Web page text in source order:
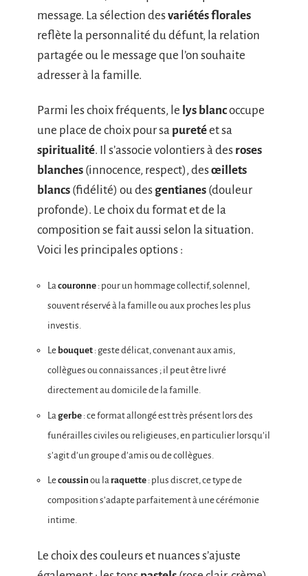
message. La sélection desvariétés florales
reflète la personnalité du défunt, la relation
partagée ou le message que l’on souhaite
adresser à la famille.
Parmi les choix fréquents, le lys blancoccupe
une place de choix pour sa puretéet sa
spiritualité. Il s’associe volontiers à des roses
blanches (innocence, respect), desœillets
blancs (fidélité) ou des gentianes (douleur
profonde). Le choix du format et de la
composition se fait aussi selon la situation.
Voici les principales options :
La couronne : pour un hommage collectif, solennel,
souvent réservé à la famille ou aux proches les plus
investis.
Le bouquet : geste délicat, convenant aux amis,
collègues ou connaissances ; il peut être livré
directement au domicile de la famille.
La gerbe : ce format allongé est très présent lors des
funérailles civiles ou religieuses, en particulier lorsqu’il
s’agit d’un groupe d’amis ou de collègues.
Lecoussin ou la raquette : plus discret, ce type de
composition s’adapte parfaitement à une cérémonie
intime.
Le choix des couleurs et nuances s’ajuste